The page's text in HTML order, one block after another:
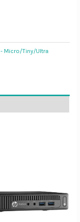
Micro/Tiny/Ultra